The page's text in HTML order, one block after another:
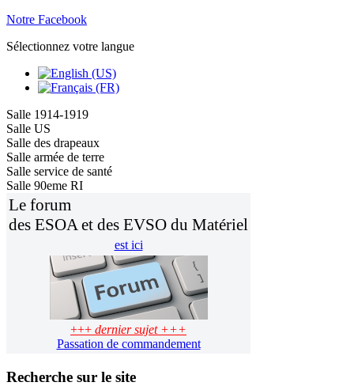
Notre Facebook
Sélectionnez votre langue
Salle 1914-1919
Salle US
Salle des drapeaux
Salle armée de terre
Salle service de santé
Salle 90eme RI
Le forum
des ESOA et des EVSO du Matériel
est ici
+++ dernier sujet +++
Passation de commandement
Recherche sur le site